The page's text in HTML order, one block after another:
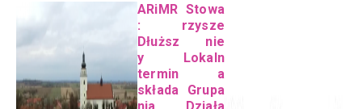
ARiMR
:
Dłuższ
y
termin
składa
Stowa
rzysze
nie
Lokaln
a
Grupa